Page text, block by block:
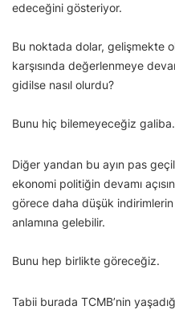
edeceğini gösteriyor.
Bu noktada dolar, gelişmekte
karşısında değerlenmeye
gidilse nasıl olurdu?
Bunu hiç bilemeyeceğiz galiba.
Diğer yandan bu ayın pas
ekonomi politiğin devamı
görece daha düşük indirimlerin
anlamına gelebilir.
Bunu hep birlikte göreceğiz.
Tabii burada TCMB’nin